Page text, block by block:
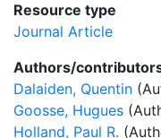
Resource type
Journal Article
Authors/
Dalaiden, Quentin
Goosse, Hugues
Holland, Paul R.